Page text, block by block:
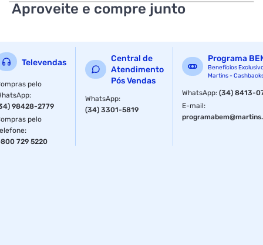
Aproveite e compre junto
Televendas
pelo
:
98428-2779
pelo
:
729 5220
Central de
Atendimento
Pós Vendas
WhatsApp:
(34) 3301-5819
Programa
Benefícios
Martins -
WhatsApp:(34) 8413-
E-mail: